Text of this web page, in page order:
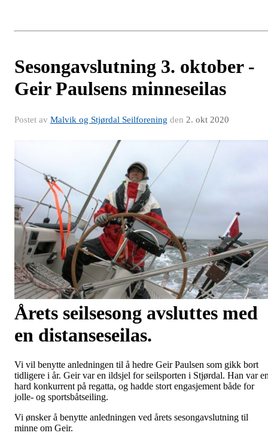
Sesongavslutning 3. oktober -
Geir Paulsens minneseilas
Postet av Malvik og Stjørdal Seilforening den 2. okt 2020
Årets seilsesong avsluttes med
en distanseseilas.
Vi vil benytte anledningen til å hedre Geir Paulsen som gikk bort
tidligere i år. Geir var en ildsjel for seilsporten i Stjørdal. Han var
hard konkurrent på regatta, og hadde stort engasjement både for
jolle- og sportsbåtseiling.
Vi ønsker å benytte anledningen ved årets sesongavslutning til
minne om Geir.